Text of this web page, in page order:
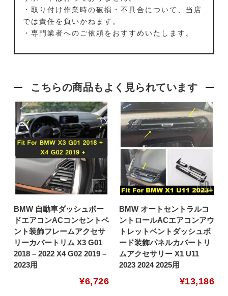
・取り付け作業時の破損・不具合について、当店
では責任を負いかねます。
・専門業者へのご依頼をおすすめいたします。
こちらの商品もよく見られています
BMW 自動車ダッシュボー
ドエアコンACコンセントベ
ント装飾フレームアクセサ
リーカバートリム X3 G01
2018 – 2022 X4 G02 2019 –
2023用
¥6,726
BMW オートセントラルコ
ントロールACエアコンアウ
トレットベントダッシュボ
ード装飾パネルカバートリ
ムアクセサリー X1 U11
2023 2024 2025用
¥13,186